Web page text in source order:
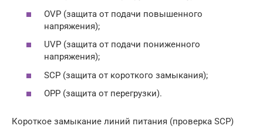
OVP (защита от подачи повышенного
напряжения);
UVP (защита от подачи пониженного
напряжения);
SCP (защита от короткого замыкания);
OPP (защита от перегрузки).
Короткое замыкание линий питания (проверка SCP)